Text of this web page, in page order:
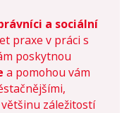
a sociální
praxe v práci s
poskytnou
a pomohou vám
záležitostí